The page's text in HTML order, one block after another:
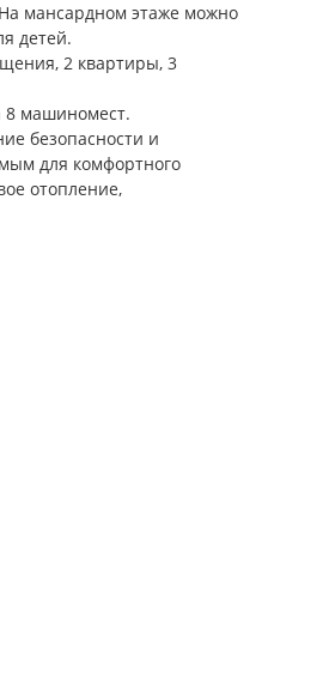
мансардном этаже можно
детей.
2 квартиры, 3
8 машиномест.
безопасности и
для комфортного
отопление,